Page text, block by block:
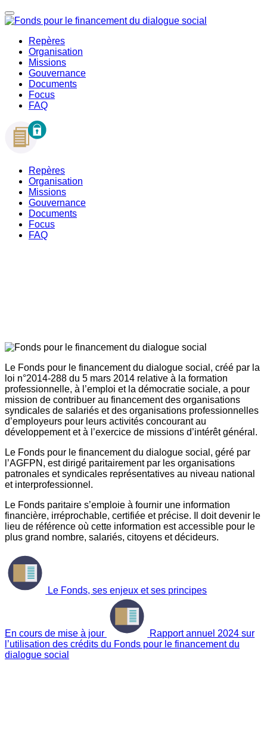
Repères
Organisation
Missions
Gouvernance
Documents
Focus
FAQ
Repères
Organisation
Missions
Gouvernance
Documents
Focus
FAQ
Le Fonds pour le financement du dialogue social, créé par la
loi n°2014-288 du 5 mars 2014 relative à la formation
professionnelle, à l’emploi et la démocratie sociale, a pour
mission de contribuer au financement des organisations
syndicales de salariés et des organisations professionnelles
d’employeurs pour leurs activités concourant au
développement et à l’exercice de missions d’intérêt général.
Le Fonds pour le financement du dialogue social, géré par
l’AGFPN, est dirigé paritairement par les organisations
patronales et syndicales représentatives au niveau national
et interprofessionnel.
Le Fonds paritaire s’emploie à fournir une information
financière, irréprochable, certifiée et précise. Il doit devenir le
lieu de référence où cette information est accessible pour le
plus grand nombre, salariés, citoyens et décideurs.
Le Fonds, ses enjeux et ses principes
En cours de mise à jour
Rapport annuel 2024 sur
l’utilisation des crédits du Fonds pour le financement du
dialogue social